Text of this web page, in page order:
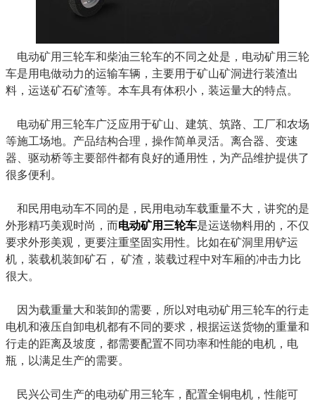
电动矿用三轮车和柴油三轮车的不同之处是，电动矿用三轮
车是用电做动力的运输车辆，主要用于矿山矿洞进行装渣出
料，运送矿石矿渣等。本车具有体积小，装运量大的特点。
电动矿用三轮车广泛应用于矿山、建筑、筑路、工厂和农场
等施工场地。产品结构合理，操作简单灵活。离合器、变速
器、驱动桥等主要部件都有良好的通用性，为产品维护提供了
很多便利。
和民用电动车不同的是，民用电动车载重量不大，讲究的是
外形精巧美观时尚，而电动矿用三轮车是运送物料用的，不仅
要求外形美观，更要注重坚固实用性。比如在矿洞里用铲运
机，装载机装卸矿石， 矿渣，装载过程中对车厢的冲击力比
很大。
因为载重量大和装卸的需要，所以对电动矿用三轮车的行走
电机和液压自卸电机都有不同的要求，根据运送货物的重量和
行走的距离及坡度，都需要配置不同功率和性能的电机，电
瓶，以满足生产的需要。
民兴公司生产的电动矿用三轮车，配置全铜电机，性能可